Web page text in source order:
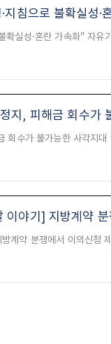
침으로 불확실성
지, 피해금 회수가
이야기] 지방계약